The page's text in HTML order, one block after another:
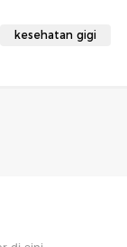
kesehatan gigi